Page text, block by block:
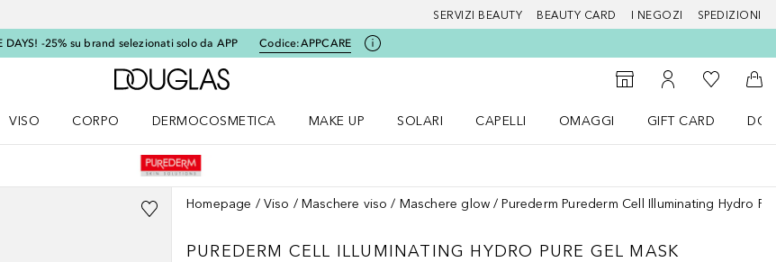
SERVIZI BEAUTY BEAUTY CARD I NEGOZI SPEDIZIONI
DAYS! -25% su brand selezionati solo da APP Codice:APPCARE
A Douglas Home
StorefinderAl Mio Account
Alla Mia
Al
VISO
CORPO
DERMOCOSMETICA
MAKE UP
SOLARI
CAPELLI
OMAGGI
GIFT CARD
Homepage Viso Maschere viso Maschere glow Purederm Purederm Cell Illuminating Hydro
PUREDERM CELL ILLUMINATING HYDRO PURE GEL MASK